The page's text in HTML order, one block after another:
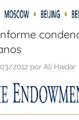
2012 por Ali Haidar